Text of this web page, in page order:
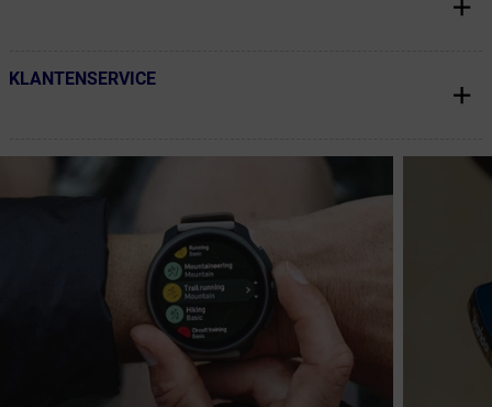
← Terug naar productnavigatie
KLANTENSERVICE